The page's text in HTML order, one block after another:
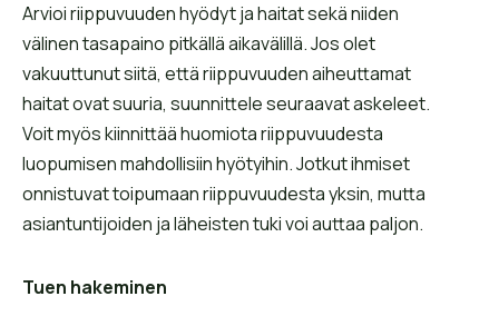
Arvioi riippuvuuden hyödyt ja haitat sekä niiden
välinen tasapaino pitkällä aikavälillä. Jos olet
vakuuttunut siitä, että riippuvuuden aiheuttamat
haitat ovat suuria, suunnittele seuraavat askeleet.
Voit myös kiinnittää huomiota riippuvuudesta
luopumisen mahdollisiin hyötyihin. Jotkut ihmiset
onnistuvat toipumaan riippuvuudesta yksin, mutta
asiantuntijoiden ja läheisten tuki voi auttaa paljon.
Tuen hakeminen